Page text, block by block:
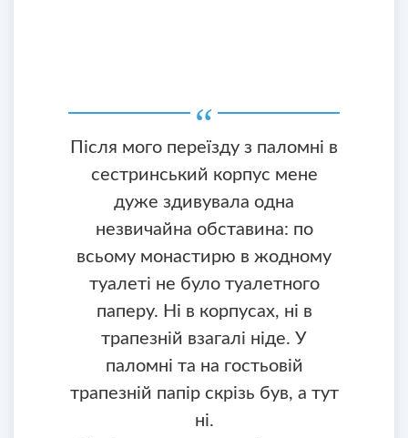
Після мого переїзду з паломні в
сестринський корпус мене
дуже здивувала одна
незвичайна обставина: по
всьому монастирю в жодному
туалеті не було туалетного
паперу. Ні в корпусах, ні в
трапезній взагалі ніде. У
паломні та на гостьовій
трапезній папір скрізь був, а тут
ні.